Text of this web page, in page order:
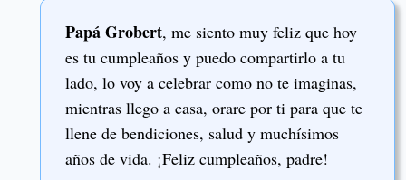
Papá Grobert, me siento muy feliz que hoy
es tu cumpleaños y puedo compartirlo a tu
lado, lo voy a celebrar como no te imaginas,
mientras llego a casa, orare por ti para que te
llene de bendiciones, salud y muchísimos
años de vida. ¡Feliz cumpleaños, padre!